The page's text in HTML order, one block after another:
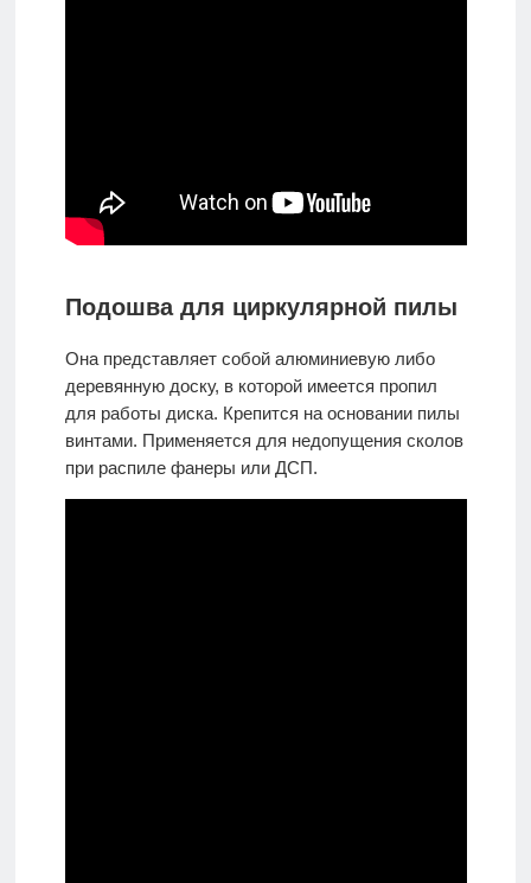
Подошва для циркулярной пилы
Она представляет собой алюминиевую либо
деревянную доску, в которой имеется пропил
для работы диска. Крепится на основании пилы
винтами. Применяется для недопущения сколов
при распиле фанеры или ДСП.